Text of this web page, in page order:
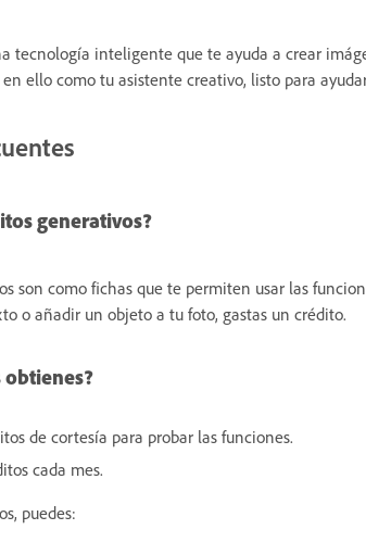
tecnología inteligente que te ayuda a crear
en ello como tu asistente creativo, listo para
generativos?
son como fichas que te permiten usar las
o añadir un objeto a tu foto, gastas un crédito.
obtienes?
de cortesía para probar las funciones.
cada mes.
puedes: